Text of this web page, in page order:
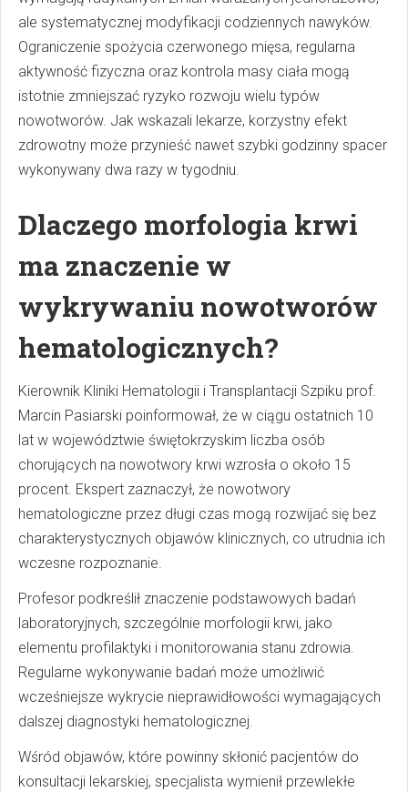
ale systematycznej modyfikacji codziennych nawyków.
Ograniczenie spożycia czerwonego mięsa, regularna
aktywność fizyczna oraz kontrola masy ciała mogą
istotnie zmniejszać ryzyko rozwoju wielu typów
nowotworów. Jak wskazali lekarze, korzystny efekt
zdrowotny może przynieść nawet szybki godzinny spacer
wykonywany dwa razy w tygodniu.
Dlaczego morfologia krwi
ma znaczenie w
wykrywaniu nowotworów
hematologicznych?
Kierownik Kliniki Hematologii i Transplantacji Szpiku prof.
Marcin Pasiarski poinformował, że w ciągu ostatnich 10
lat w województwie świętokrzyskim liczba osób
chorujących na nowotwory krwi wzrosła o około 15
procent. Ekspert zaznaczył, że nowotwory
hematologiczne przez długi czas mogą rozwijać się bez
charakterystycznych objawów klinicznych, co utrudnia ich
wczesne rozpoznanie.
Profesor podkreślił znaczenie podstawowych badań
laboratoryjnych, szczególnie morfologii krwi, jako
elementu profilaktyki i monitorowania stanu zdrowia.
Regularne wykonywanie badań może umożliwić
wcześniejsze wykrycie nieprawidłowości wymagających
dalszej diagnostyki hematologicznej.
Wśród objawów, które powinny skłonić pacjentów do
konsultacji lekarskiej, specjalista wymienił przewlekłe